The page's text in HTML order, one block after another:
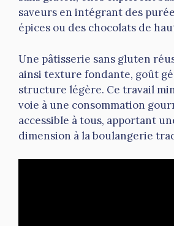
saveurs en intégrant des
épices ou des chocolats de
Une pâtisserie sans gluten
ainsi texture fondante, goût
structure légère. Ce travail
voie à une consommation
accessible à tous, apportant
dimension à la boulangerie